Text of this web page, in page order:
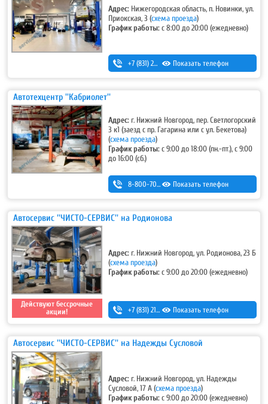
Адрес: Нижегородская область, п. Новинки, ул.
Приокская, 3 (схема проезда)
График работы:с 8:00 до 20:00 (ежедневно)
+7 (831) 262-12-18 ,+7-987-081-26-25
Показать телефон
Автотехцентр ''Кабриолет''
Адрес: г. Нижний Новгород, пер. Светлогорский
3 к1 (заезд с пр. Гагарина или с ул. Бекетова)
(схема проезда)
График работы:с 9:00 до 18:00 (пн.-пт.), с 9:00
до 16:00 (сб.)
8-800-700-11-42 Показать телефон
Автосервис ''ЧИСТО-СЕРВИС'' на Родионова
Действуют бессрочные
акции!
Адрес: г. Нижний Новгород, ул. Родионова, 23 Б
(схема проезда)
График работы:с 9:00 до 20:00 (ежедневно)
+7 (831) 213-75-75 (доб. 1) Показать телефон
Автосервис ''ЧИСТО-СЕРВИС'' на Надежды Сусловой
Адрес: г. Нижний Новгород, ул. Надежды
Сусловой, 17 А(схема проезда)
График работы:с 9:00 до 20:00 (ежедневно)